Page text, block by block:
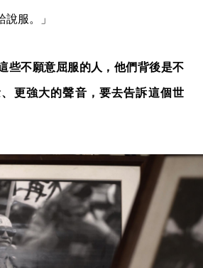
服。」
些不願意屈服的人，他們背後是不
更強大的聲音，要去告訴這個世